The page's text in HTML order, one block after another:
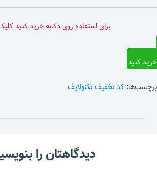
برای استفاده روی دکمه خرید کنید
خرید کنید
برچسب‌ها: کد تخفیف تکنولایف
دیدگاهتان را